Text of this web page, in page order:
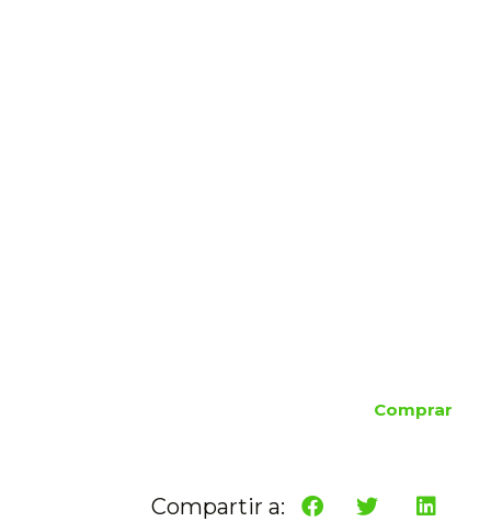
Comprar
Compartir a: